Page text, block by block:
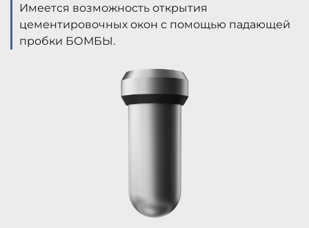
Имеется возможность открытия
цементировочных окон с помощью падающей
пробки БОМБЫ.